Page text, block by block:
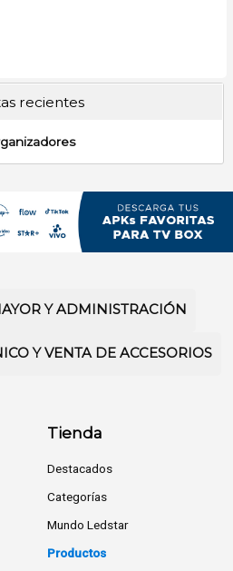
recientes
Y ADMINISTRACIÓN
Y VENTA DE ACCESORIOS
Tienda
Destacados
Categorías
Mundo Ledstar
Productos